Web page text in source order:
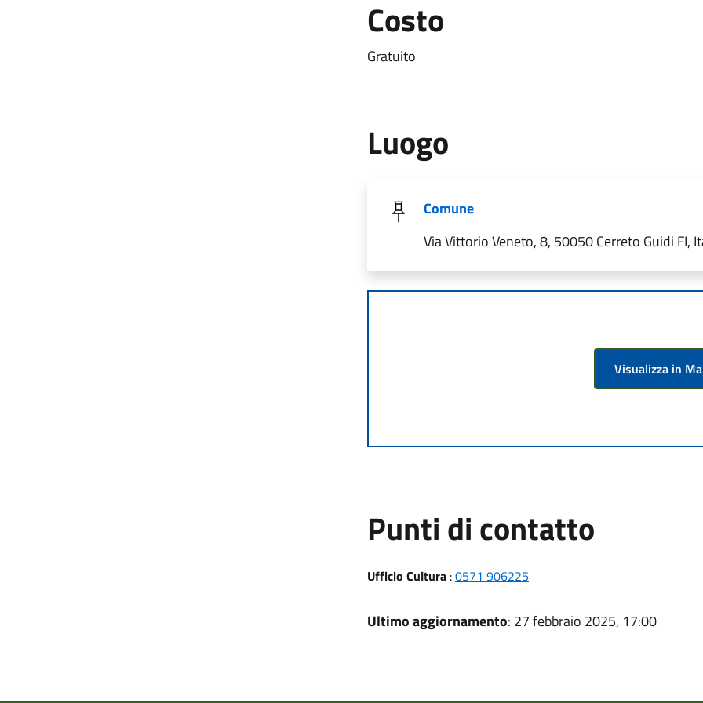
Costo
Gratuito
Luogo
Comune
Via Vittorio Veneto, 8, 50050 Cerreto Guidi FI,
Visualizza in
Punti di contatto
Ufficio Cultura:0571 906225
Ultimo aggiornamento: 27 febbraio 2025, 17:00